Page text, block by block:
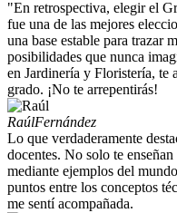
"En retrospectiva, elegir el
fue una de las mejores
una base estable para trazar
posibilidades que nunca
en Jardinería y Floristería, te
grado. ¡No te arrepentirás!
RaúlFernández
Lo que verdaderamente
docentes. No solo te
mediante ejemplos del
puntos entre los conceptos
me sentí acompañada.